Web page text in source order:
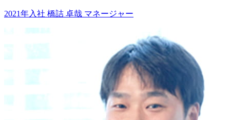
2021年入社 橋詰 卓哉 マネージャー